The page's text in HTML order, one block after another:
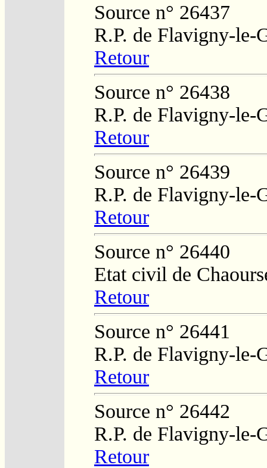
Source n° 26437
R.P. de Flavigny-le-
Retour
Source n° 26438
R.P. de Flavigny-le-
Retour
Source n° 26439
R.P. de Flavigny-le-
Retour
Source n° 26440
Etat civil de
Retour
Source n° 26441
R.P. de Flavigny-le-
Retour
Source n° 26442
R.P. de Flavigny-le-
Retour